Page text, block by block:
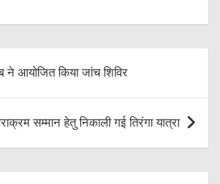
ने आयोजित किया जांच शिविर
सम्मान हेतु निकाली गई तिरंगा यात्रा